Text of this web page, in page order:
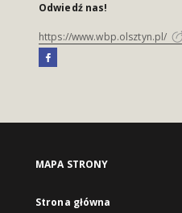
Odwiedź nas!
https://www.wbp.olsztyn.pl/
MAPA STRONY
Strona główna